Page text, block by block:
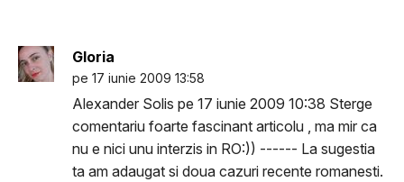
Gloria
pe 17 iunie 2009 13:58
Alexander Solis pe 17 iunie 2009 10:38 Sterge
comentariu foarte fascinant articolu , ma mir ca
nu e nici unu interzis in RO:)) ------ La sugestia
ta am adaugat si doua cazuri recente romanesti.